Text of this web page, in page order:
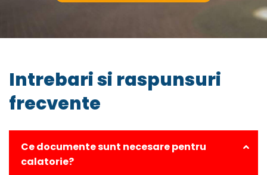
Intrebari si raspunsuri
frecvente
Ce documente sunt necesare pentru
calatorie?